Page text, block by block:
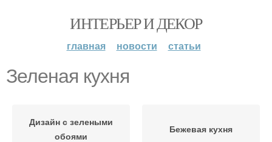
ИНТЕРЬЕР И ДЕКОР
главная новости статьи
Зеленая кухня
Дизайн с зелеными
обоями
Бежевая кухня